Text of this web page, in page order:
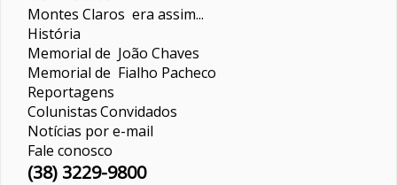
Montes Claros era assim...
História
Memorial de João Chaves
Memorial de Fialho Pacheco
Reportagens
ColunistasConvidados
Notícias por e-mail
Fale conosco
(38) 3229-9800